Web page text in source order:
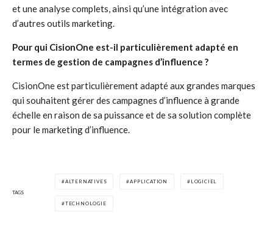
et une analyse complets, ainsi qu’une intégration avec
d’autres outils marketing.
Pour qui CisionOne est-il particulièrement adapté en
termes de gestion de campagnes d’influence ?
CisionOne est particulièrement adapté aux grandes marques
qui souhaitent gérer des campagnes d’influence à grande
échelle en raison de sa puissance et de sa solution complète
pour le marketing d’influence.
TAGS
ALTERNATIVES APPLICATION LOGICIEL
TECHNOLOGIE